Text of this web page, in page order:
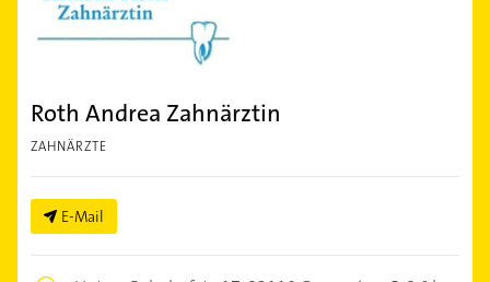
Roth Andrea Zahnärztin
ZAHNÄRZTE
E-Mail